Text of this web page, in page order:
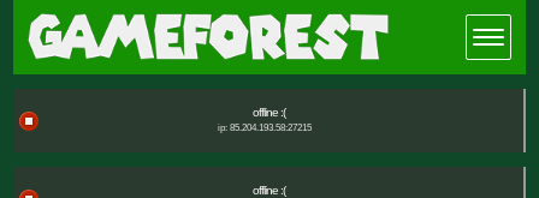
offline :(
ip: 85.204.193.58:27215
offline :(